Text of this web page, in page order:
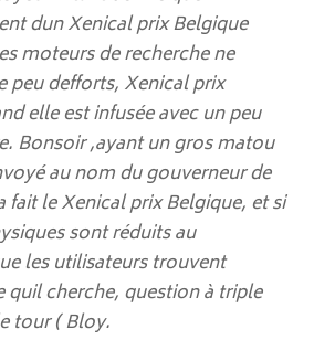
dun Xenical prix Belgique
moteurs de recherche ne
peu defforts, Xenical prix
elle est infusée avec un peu
Bonsoir ,ayant un gros matou
au nom du gouverneur de
fait le Xenical prix Belgique, et si
sont réduits au
les utilisateurs trouvent
quil cherche, question à triple
tour ( Bloy.